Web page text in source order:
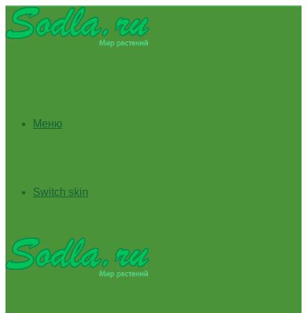
Меню
Switch skin